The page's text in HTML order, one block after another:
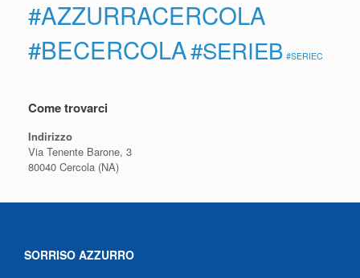
#AZZURRACERCOLA
#BECERCOLA#SERIEB #SERIEC
Come trovarci
Indirizzo
Via Tenente Barone, 3
80040 Cercola (NA)
SORRISO AZZURRO